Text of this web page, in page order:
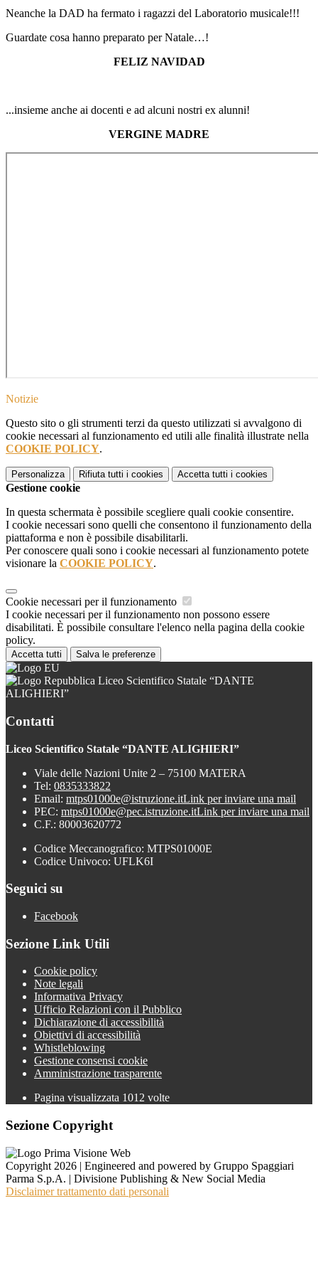
Neanche la DAD ha fermato i ragazzi del Laboratorio musicale!!!
Guardate cosa hanno preparato per Natale…!
FELIZ NAVIDAD
...insieme anche ai docenti e ad alcuni nostri ex alunni!
VERGINE MADRE
Notizie
Questo sito o gli strumenti terzi da questo utilizzati si avvalgono di
cookie necessari al funzionamento ed utili alle finalità illustrate nella
COOKIE POLICY.
Personalizza Rifiuta tutti i cookies Accetta tutti i cookies
Gestione cookie
In questa schermata è possibile scegliere quali cookie consentire.
I cookie necessari sono quelli che consentono il funzionamento della
piattaforma e non è possibile disabilitarli.
Per conoscere quali sono i cookie necessari al funzionamento potete
visionare la COOKIE POLICY.
Cookie necessari per il funzionamento
I cookie necessari per il funzionamento non possono essere
disabilitati. È possibile consultare l'elenco nella pagina della cookie
policy.
Accetta tutti Salva le preferenze
Liceo Scientifico Statale “DANTE
ALIGHIERI”
Contatti
Liceo Scientifico Statale “DANTE ALIGHIERI”
Viale delle Nazioni Unite 2 – 75100 MATERA
Tel: 0835333822
Email: mtps01000e@istruzione.itLink per inviare una mail
PEC: mtps01000e@pec.istruzione.itLink per inviare una mail
C.F.: 80003620772
Codice Meccanografico: MTPS01000E
Codice Univoco: UFLK6I
Seguici su
Facebook
Sezione Link Utili
Cookie policy
Note legali
Informativa Privacy
Ufficio Relazioni con il Pubblico
Dichiarazione di accessibilità
Obiettivi di accessibilità
Whistleblowing
Gestione consensi cookie
Amministrazione trasparente
Pagina visualizzata 1012 volte
Sezione Copyright
Copyright 2026 | Engineered and powered by Gruppo Spaggiari
Parma S.p.A. | Divisione Publishing & New Social Media
Disclaimer trattamento dati personali